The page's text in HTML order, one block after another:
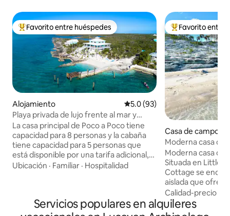
Favorito entre huéspedes preferido
Favorito entre huéspedes
Alojamiento Calificación promedio: 5.0 de
5.0 (93)
Playa privada de lujo frente al mar y
muelle.
La casa principal de Poco a Poco tiene
capacidad para 8 personas y la cabaña
tiene capacidad para 5 personas que
está disponible por una tarifa adicional,
por favor pregunta. Te encantarán las
para que los niños jueguen y durante la
marea baja se puede llegar a las islas
Ubicación · Familiar · Hospitalidad
Favorito entre
Favorito entre
Casa de campo
ma Island
Moderna casa de
Moderna casa de
Situada en Little
Cottage se
aislada que
increíble. El lugar
escapada tranquila y
de campo se
Calidad-precio
Servicios populares en alquileres